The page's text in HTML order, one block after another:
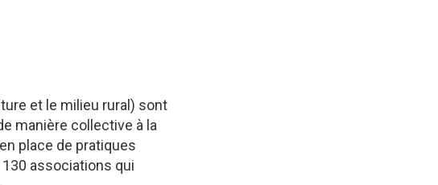
et le milieu rural) sont
manière collective à la
place de pratiques
associations qui